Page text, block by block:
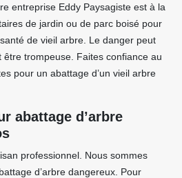
entreprise Eddy Paysagiste est à la
de jardin ou de parc boisé pour
de vieil arbre. Le danger peut
être trompeuse. Faites confiance au
pour un abattage d’un vieil arbre
abattage d’arbre
professionnel. Nous sommes
d’arbre dangereux. Pour